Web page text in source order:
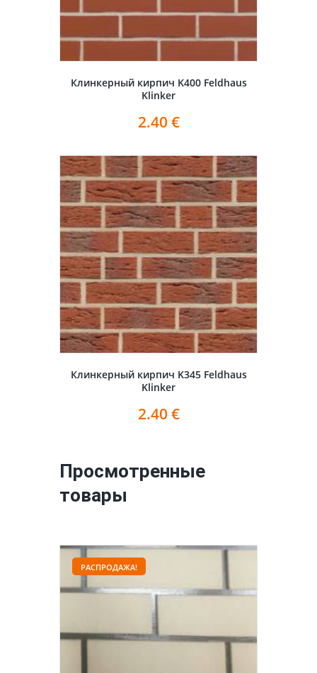
Клинкерный кирпич K400 Feldhaus
Klinker
2.40 €
Клинкерный кирпич K345 Feldhaus
Klinker
2.40 €
Просмотренные
товары
РАСПРОДАЖА!